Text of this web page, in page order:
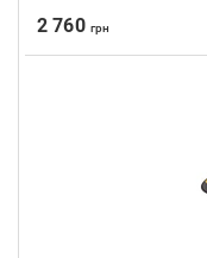
2 760 грн